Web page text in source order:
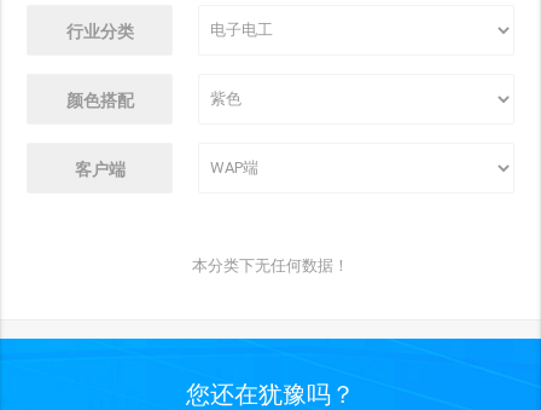
行业分类
颜色搭配
客户端
本分类下无任何数据！
您还在犹豫吗？